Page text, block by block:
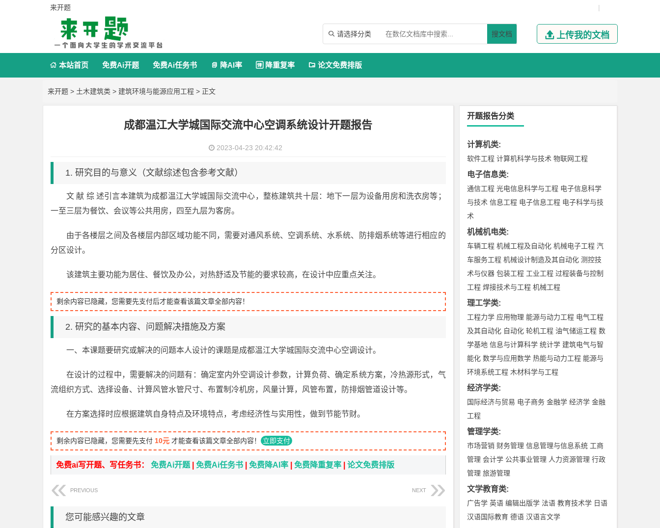
来开题 |
 请选择分类 搜文档  上传我的文档
 本站首页 免费Ai开题 免费Ai任务书  降AI率  降重复率  论文免费排版
来开题 > 土木建筑类 > 建筑环境与能源应用工程 > 正文
成都温江大学城国际交流中心空调系统设计开题报告
2023-04-23 20:42:42
1. 研究目的与意义（文献综述包含参考文献）
文 献 综 述引言本建筑为成都温江大学城国际交流中心，整栋建筑共十层：地下一层为设备用房和洗衣房等；
一至三层为餐饮、会议等公共用房，四至九层为客房。
由于各楼层之间及各楼层内部区域功能不同，需要对通风系统、空调系统、水系统、防排烟系统等进行相应的
分区设计。
该建筑主要功能为居住、餐饮及办公，对热舒适及节能的要求较高，在设计中应重点关注。
剩余内容已隐藏，您需要先支付后才能查看该篇文章全部内容！
2. 研究的基本内容、问题解决措施及方案
一、本课题要研究或解决的问题本人设计的课题是成都温江大学城国际交流中心空调设计。
在设计的过程中，需要解决的问题有：确定室内外空调设计参数，计算负荷、确定系统方案，冷热源形式，气
流组织方式、选择设备、计算风管水管尺寸、布置制冷机房，风量计算，风管布置，防排烟管道设计等。
在方案选择时应根据建筑自身特点及环境特点，考虑经济性与实用性，做到节能节财。
剩余内容已隐藏，您需要先支付 10元 才能查看该篇文章全部内容！ 立即支付
免费ai写开题、写任务书： 免费Ai开题 免费Ai任务书 免费降AI率 免费降重复率 论文免费排版
PREVIOUS NEXT
您可能感兴趣的文章
开题报告分类
计算机类:
软件工程 计算机科学与技术 物联网工程
电子信息类:
通信工程 光电信息科学与工程 电子信息科学
与技术 信息工程 电子信息工程 电子科学与技
术
机械机电类:
车辆工程 机械工程及自动化 机械电子工程 汽
车服务工程 机械设计制造及其自动化 测控技
术与仪器 包装工程 工业工程 过程装备与控制
工程 焊接技术与工程 机械工程
理工学类:
工程力学 应用物理 能源与动力工程 电气工程
及其自动化 自动化 轮机工程 油气储运工程 数
学基地 信息与计算科学 统计学 建筑电气与智
能化 数学与应用数学 热能与动力工程 能源与
环境系统工程 木材科学与工程
经济学类:
国际经济与贸易 电子商务 金融学 经济学 金融
工程
管理学类:
市场营销 财务管理 信息管理与信息系统 工商
管理 会计学 公共事业管理 人力资源管理 行政
管理 旅游管理
文学教育类:
广告学 英语 编辑出版学 法语 教育技术学 日语
汉语国际教育 德语 汉语言文学